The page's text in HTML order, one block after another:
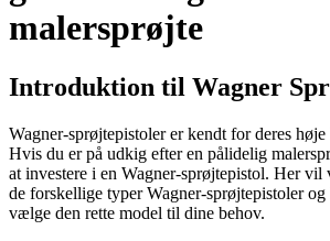
malersprøjte
Introduktion til Wagner
Wagner-sprøjtepistoler er kendt for deres
Hvis du er på udkig efter en pålidelig
at investere i en Wagner-sprøjtepistol. Her vil
de forskellige typer Wagner-sprøjtepistoler
vælge den rette model til dine behov.